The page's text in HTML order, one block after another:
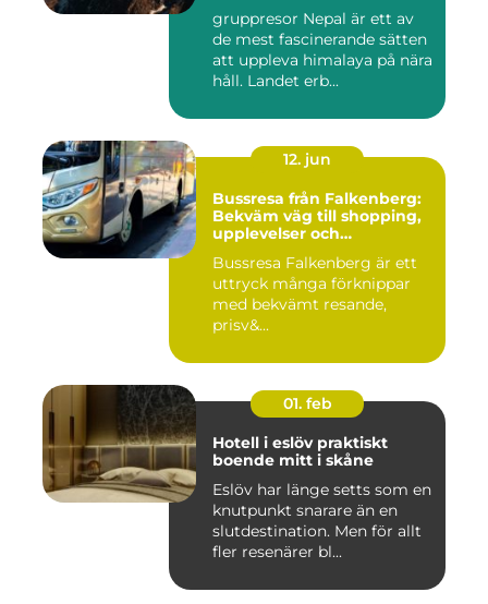
gruppresor Nepal är ett av
de mest fascinerande sätten
att uppleva himalaya på nära
håll. Landet erb...
12. jun
Bussresa från Falkenberg:
Bekväm väg till shopping,
upplevelser och
Bussresa Falkenberg är ett
uttryck många förknippar
med bekvämt resande,
prisv&...
01. feb
Hotell i eslöv praktiskt
boende mitt i skåne
Eslöv har länge setts som en
knutpunkt snarare än en
slutdestination. Men för allt
fler resenärer bl...